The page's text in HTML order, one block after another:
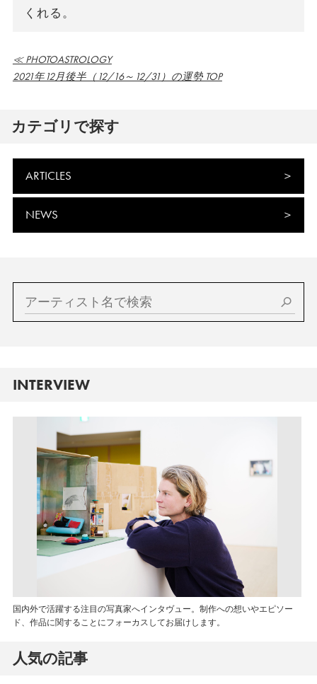
くれる。
≪ PHOTOASTROLOGY
2021年12月後半（12/16～12/31）の運勢 TOP
カテゴリで探す
ARTICLES
NEWS
INTERVIEW
国内外で活躍する注目の写真家へインタヴュー。制作への想いやエピソー
ド、作品に関することにフォーカスしてお届けします。
人気の記事